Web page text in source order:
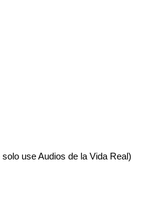
use Audios de la Vida Real)